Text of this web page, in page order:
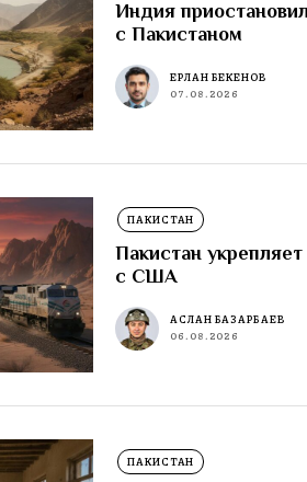
Индия
с Пакистаном
ЕРЛАН БЕКЕНОВ
07.08.2026
ПАКИСТАН
Пакистан
с США
АСЛАН БАЗАРБАЕВ
06.08.2026
ПАКИСТАН